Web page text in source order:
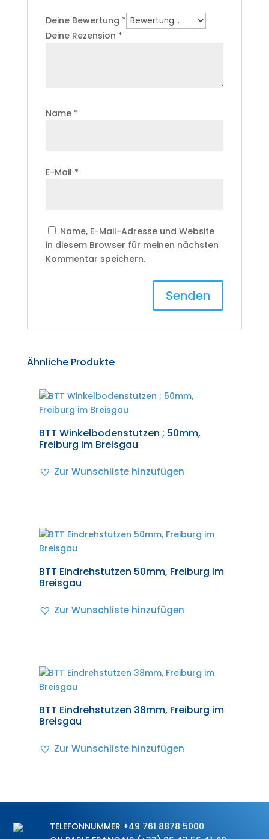
Deine Bewertung *
Deine Rezension *
Name *
E-Mail *
Name, E-Mail-Adresse und Website
in diesem Browser für meinen nächsten
Kommentar speichern.
Ähnliche Produkte
BTT Winkelbodenstutzen ; 50mm,
Freiburg im Breisgau
Zur Wunschliste hinzufügen
BTT Eindrehstutzen 50mm, Freiburg im
Breisgau
Zur Wunschliste hinzufügen
BTT Eindrehstutzen 38mm, Freiburg im
Breisgau
Zur Wunschliste hinzufügen
TELEFONNUMMER +49 761 8878 5000